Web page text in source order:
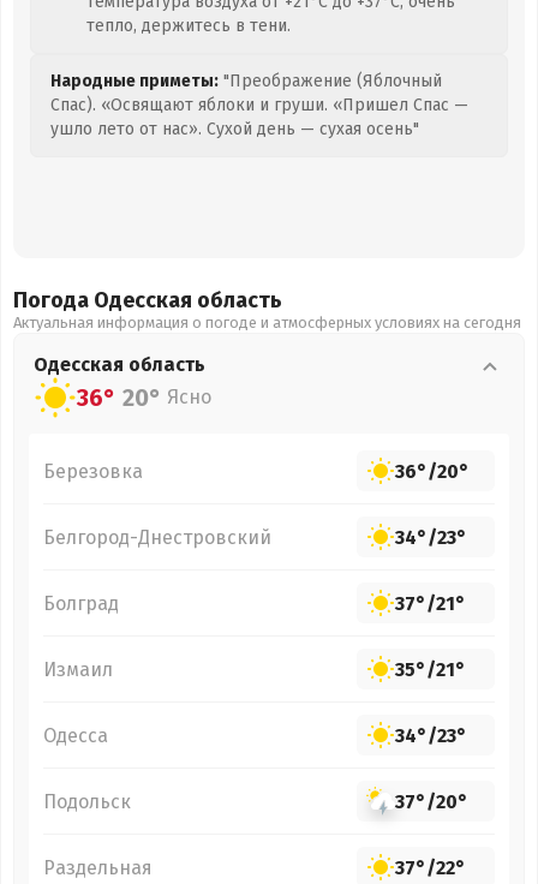
тепло, держитесь в тени.
Народные приметы: "Преображение (Яблочный
Спас). «Освящают яблоки и груши. «Пришел Спас —
ушло лето от нас». Сухой день — сухая осень"
Погода Одесская область
Актуальная информация о погоде и атмосферных условиях на сегодня
Одесская область
36° 20° Ясно
Березовка 36°/20°
Белгород-Днестровский 34°/23°
Болград 37°/21°
Измаил 35°/21°
Одесса 34°/23°
Подольск 37°/20°
Раздельная 37°/22°